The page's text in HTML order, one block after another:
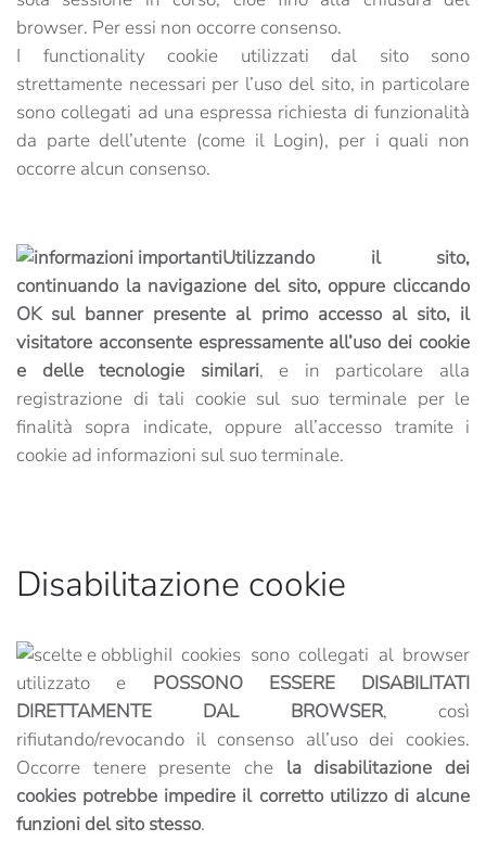
browser. Per essi non occorre consenso.
I functionality cookie utilizzati dal sito sono
strettamente necessari per l’uso del sito, in particolare
sono collegati ad una espressa richiesta di funzionalità
da parte dell’utente (come il Login), per i quali non
occorre alcun consenso.
Utilizzando il sito,
continuando la navigazione del sito, oppure cliccando
OK sul banner presente al primo accesso al sito, il
visitatore acconsente espressamente all’uso dei cookie
e delle tecnologie similari, e in particolare alla
registrazione di tali cookie sul suo terminale per le
finalità sopra indicate, oppure all’accesso tramite i
cookie ad informazioni sul suo terminale.
Disabilitazione cookie
I cookies sono collegati al browser
utilizzato e POSSONO ESSERE DISABILITATI
DIRETTAMENTE DAL BROWSER, così
rifiutando/revocando il consenso all’uso dei cookies.
Occorre tenere presente che la disabilitazione dei
cookies potrebbe impedire il corretto utilizzo di alcune
funzioni del sito stesso.